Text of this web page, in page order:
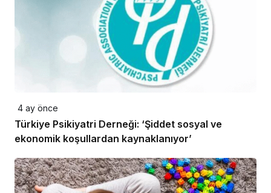
4 ay önce
Türkiye Psikiyatri Derneği: ‘Şiddet sosyal ve
ekonomik koşullardan kaynaklanıyor’